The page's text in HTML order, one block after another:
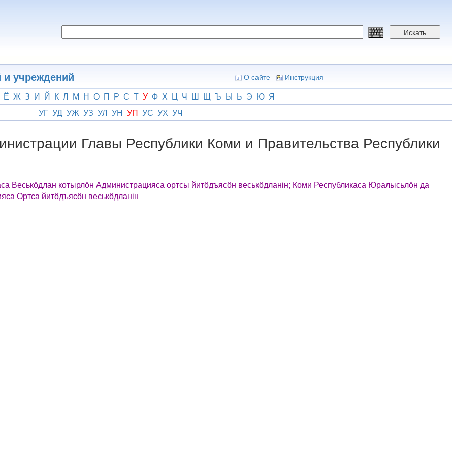
Искать
и учреждений О сайте Инструкция
Ё Ж З И Й К Л М Н О П Р С Т У Ф Х Ц Ч Ш Щ Ъ Ы Ь Э Ю Я
УГ УД УЖ УЗ УЛ УН УП УС УХ УЧ
Главы Республики Коми и Правительства Республики
Веськӧдлан котырлӧн Администрацияса ортсы йитӧдъясӧн веськӧдланін; Коми Республикаса Юралысьлӧн да
Ортса йитӧдъясӧн веськӧдланін